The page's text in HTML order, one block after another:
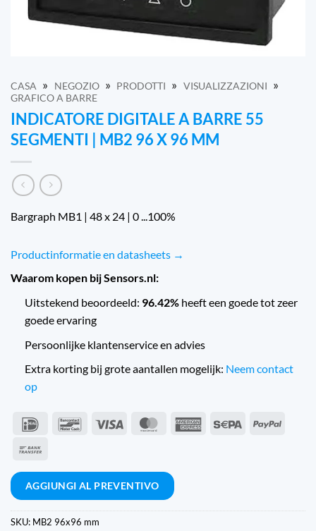
CASA » NEGOZIO » PRODOTTI » VISUALIZZAZIONI »
GRAFICO A BARRE
INDICATORE DIGITALE A BARRE 55
SEGMENTI | MB2 96 X 96 MM
Bargraph MB1 | 48 x 24 | 0 ...100%
Productinformatie en datasheets →
Waarom kopen bij Sensors.nl:
Uitstekend beoordeeld: 96.42% heeft een goede tot zeer
goede ervaring
Persoonlijke klantenservice en advies
Extra korting bij grote aantallen mogelijk: Neem contact
op
IDeal BancontactVisto MasterCardAmerican Sepa
PayPal
AGGIUNGI AL PREVENTIVO
SKU: MB2 96x96 mm